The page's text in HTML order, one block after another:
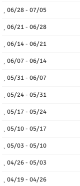
06/28 - 07/05
06/21 - 06/28
06/14 - 06/21
06/07 - 06/14
05/31 - 06/07
05/24 - 05/31
05/17 - 05/24
05/10 - 05/17
05/03 - 05/10
04/26 - 05/03
04/19 - 04/26